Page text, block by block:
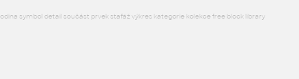
symbol detail součást prvek stafáž výkres kategorie kolekce free block library